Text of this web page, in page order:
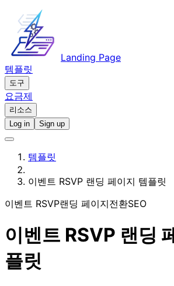
Landing Page
템플릿
도구
요금제
리소스
Log in
Sign up
템플릿
이벤트 RSVP 랜딩 페이지 템플릿
이벤트 RSVP랜딩 페이지전환SEO
이벤트 RSVP 랜딩
플릿